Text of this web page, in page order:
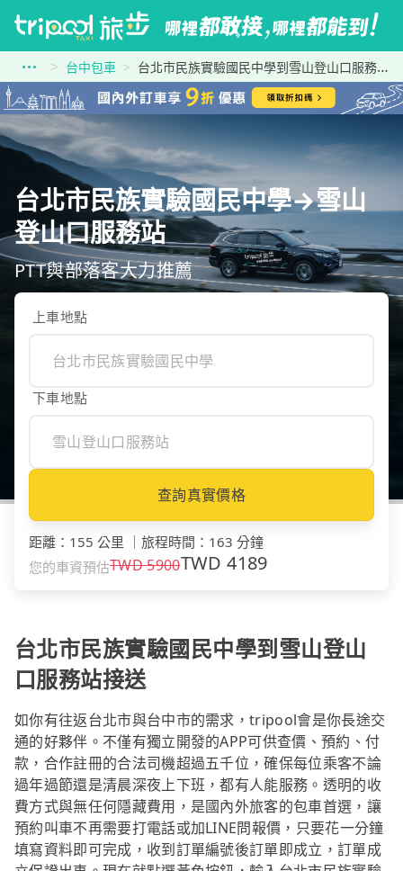
台中包車 台北市民族實驗國民中學到雪山登山口服務站
台北市民族實驗國民中學→雪山
登山口服務站
PTT與部落客大力推薦
上車地點
下車地點
查詢真實價格
距離 ： 155 公里 旅程時間 ： 163 分鐘
您的車資預估TWD5900TWD4189
台北市民族實驗國民中學到雪山登山
口服務站接送
如你有往返台北市與台中市的需求，tripool會是你長途交
通的好夥伴。不僅有獨立開發的APP可供查價、預約、付
款，合作註冊的合法司機超過五千位，確保每位乘客不論
過年過節還是清晨深夜上下班，都有人能服務。透明的收
費方式與無任何隱藏費用，是國內外旅客的包車首選，讓
預約叫車不再需要打電話或加LINE問報價，只要花一分鐘
填寫資料即可完成，收到訂單編號後訂單即成立，訂單成